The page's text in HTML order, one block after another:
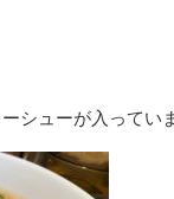
シューが入ってい